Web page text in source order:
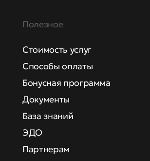
Полезное
Стоимость услуг
Способы оплаты
Бонусная программа
Документы
База знаний
ЭДО
Партнерам